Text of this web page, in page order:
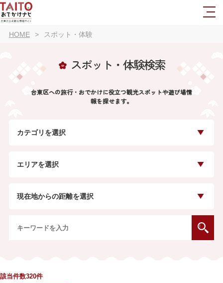
HOME スポット・体験
スポット・体験検索
台東区への旅行・おでかけに役立つ観光スポットや遊び場情
報を探せます。
カテゴリを選択
エリアを選択
現在地からの距離を選択
該当件数320件